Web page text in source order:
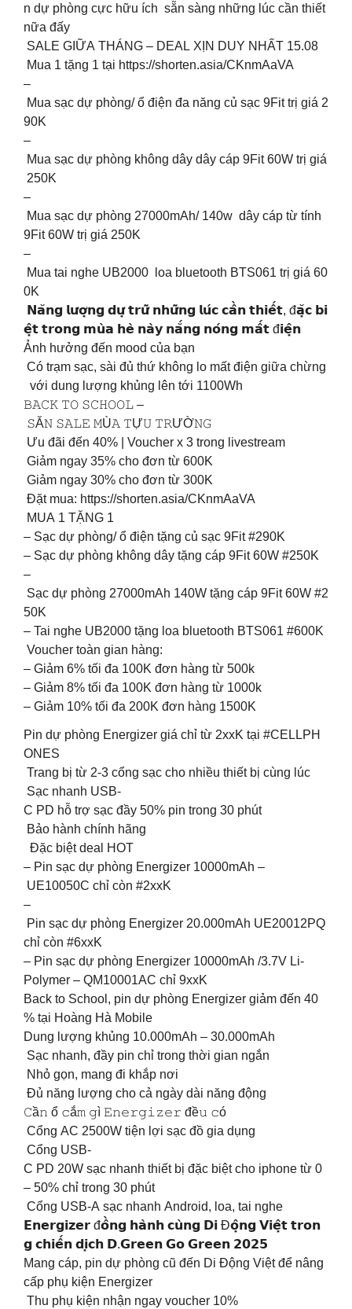
n dự phòng cực hữu ích sẵn sàng những lúc cần thiết
nữa đấy
SALE GIỮA THÁNG – DEAL XỊN DUY NHẤT 15.08
Mua 1 tặng 1 tại https://shorten.asia/CKnmAaVA
–
Mua sạc dự phòng/ ổ điện đa năng củ sạc 9Fit trị giá 2
90K
–
Mua sạc dự phòng không dây dây cáp 9Fit 60W trị giá
250K
–
Mua sạc dự phòng 27000mAh/ 140w dây cáp từ tính
9Fit 60W trị giá 250K
–
Mua tai nghe UB2000 loa bluetooth BTS061 trị giá 60
0K
𝗡𝗮̆𝗻𝗴 𝗹𝘂̛𝗼̛̣𝗻𝗴 𝗱𝘂̛̣ 𝘁𝗿𝘂̛̃ 𝗻𝗵𝘂̛̃𝗻𝗴 𝗹𝘂́𝗰 𝗰𝗮̂̀𝗻 𝘁𝗵𝗶𝗲̂́𝘁, đ𝗮̣̆𝗰 𝗯𝗶
𝗲̣̂𝘁 𝘁𝗿𝗼𝗻𝗴 𝗺𝘂̀𝗮 𝗵𝗲̀ 𝗻𝗮̀𝘆 𝗻𝗮̆́𝗻𝗴 𝗻𝗼́𝗻𝗴 𝗺𝗮̂́𝘁 đ𝗶𝗲̣̂𝗻
Ảnh hưởng đến mood của bạn
Có trạm sạc, sài đủ thứ không lo mất điện giữa chừng
với dung lượng khủng lên tới 1100Wh
𝙱𝙰𝙲𝙺 𝚃𝙾 𝚂𝙲𝙷𝙾𝙾𝙻 –
𝚂Ă𝙽 𝚂𝙰𝙻𝙴 𝙼Ù𝙰 𝚃Ự𝚄 𝚃𝚁ƯỜ𝙽𝙶
Ưu đãi đến 40% | Voucher x 3 trong livestream
️ Giảm ngay 35% cho đơn từ 600K
️ Giảm ngay 30% cho đơn từ 300K
Đặt mua: https://shorten.asia/CKnmAaVA
MUA 1 TẶNG 1
– Sạc dự phòng/ ổ điện tặng củ sạc 9Fit #290K
– Sạc dự phòng không dây tặng cáp 9Fit 60W #250K
–
Sạc dự phòng 27000mAh 140W tặng cáp 9Fit 60W #2
50K
– Tai nghe UB2000 tặng loa bluetooth BTS061 #600K
Voucher toàn gian hàng:
– Giảm 6% tối đa 100K đơn hàng từ 500k
– Giảm 8% tối đa 100K đơn hàng từ 1000k
– Giảm 10% tối đa 200K đơn hàng 1500K
Pin dự phòng Energizer giá chỉ từ 2xxK tại #CELLPH
ONES
️ Trang bị từ 2-3 cổng sạc cho nhiều thiết bị cùng lúc
️ Sạc nhanh USB-
C PD hỗ trợ sạc đầy 50% pin trong 30 phút
️ Bảo hành chính hãng
Đặc biệt deal HOT
– Pin sạc dự phòng Energizer 10000mAh –
UE10050C chỉ còn #2xxK
–
Pin sạc dự phòng Energizer 20.000mAh UE20012PQ
chỉ còn #6xxK
– Pin sạc dự phòng Energizer 10000mAh /3.7V Li-
Polymer – QM10001AC chỉ 9xxK
Back to School, pin dự phòng Energizer giảm đến 40
% tại Hoàng Hà Mobile
Dung lượng khủng 10.000mAh – 30.000mAh
Sạc nhanh, đầy pin chỉ trong thời gian ngắn
Nhỏ gọn, mang đi khắp nơi
Đủ năng lượng cho cả ngày dài năng động
𝙲ầ𝚗 ổ 𝚌ắ𝚖 𝚐ì 𝙴𝚗𝚎𝚛𝚐𝚒𝚣𝚎𝚛 đề𝚞 𝚌ó
️ Cổng AC 2500W tiện lợi sạc đồ gia dụng
️ Cổng USB-
C PD 20W sạc nhanh thiết bị đặc biệt cho iphone từ 0
– 50% chỉ trong 30 phút
️ Cổng USB-A sạc nhanh Android, loa, tai nghe
𝗘𝗻𝗲𝗿𝗴𝗶𝘇𝗲𝗿 đ𝗼̂̀𝗻𝗴 𝗵𝗮̀𝗻𝗵 𝗰𝘂̀𝗻𝗴 𝗗𝗶 Đ𝗼̣̂𝗻𝗴 𝗩𝗶𝗲̣̂𝘁 𝘁𝗿𝗼𝗻
𝗴 𝗰𝗵𝗶𝗲̂́𝗻 𝗱𝗶̣𝗰𝗵 𝗗.𝗚𝗿𝗲𝗲𝗻 𝗚𝗼 𝗚𝗿𝗲𝗲𝗻 𝟮𝟬𝟮𝟱
Mang cáp, pin dự phòng cũ đến Di Động Việt để nâng
cấp phụ kiện Energizer
️ Thu phụ kiện nhận ngay voucher 10%